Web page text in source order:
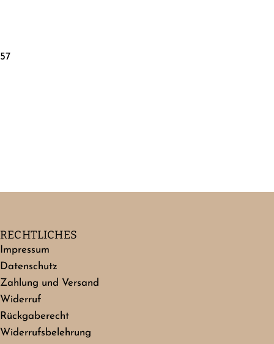
RECHTLICHES
Impressum
Datenschutz
Zahlung und Versand
Widerruf
Rückgaberecht
Widerrufsbelehrung